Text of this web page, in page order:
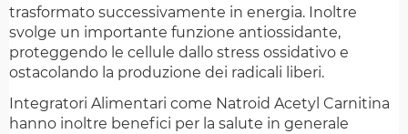
trasformato successivamente in energia. Inoltre
svolge un importante funzione antiossidante,
proteggendo le cellule dallo stress ossidativo e
ostacolando la produzione dei radicali liberi.
Integratori Alimentari come Natroid Acetyl Carnitina
hanno inoltre benefici per la salute in generale